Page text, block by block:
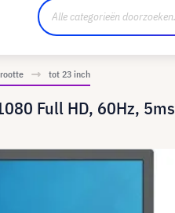
tot 23 inch
Full HD, 60Hz, 5ms